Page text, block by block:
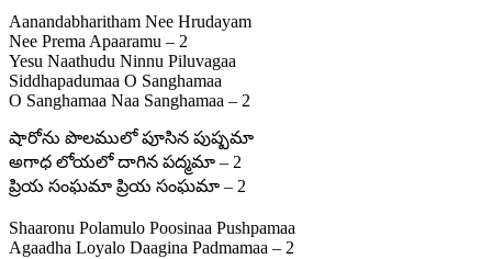
Aanandabharitham Nee Hrudayam
Nee Prema Apaaramu – 2
Yesu Naathudu Ninnu Piluvagaa
Siddhapadumaa O Sanghamaa
O Sanghamaa Naa Sanghamaa – 2
షారోను పొలములో పూసిన పుష్పమా
అగాధ లోయలో దాగిన పద్మమా – 2
ప్రియ సంఘమా ప్రియ సంఘమా – 2
Shaaronu Polamulo Poosinaa Pushpamaa
Agaadha Loyalo Daagina Padmamaa – 2